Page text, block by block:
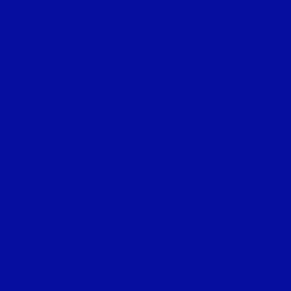
calefacción